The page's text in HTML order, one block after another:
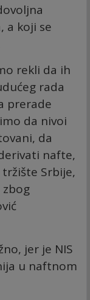
a koji se
rekli da ih
rada
prerade
da nivoi
da
nafte,
Srbije,
zbog
jer je NIS
u naftnom